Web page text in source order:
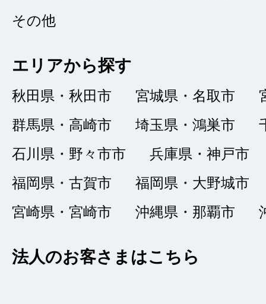
4点
総合評価
2023/09/10
ばんばんちゃん
接客：4 ｜ 雰囲
品質：
｜ 説明：
らい、購入から納
その他
エリアから探す
秋田県・秋田市 宮城県・名取市
群馬県・高崎市
埼玉県・鴻巣市
石川県・野々市市
兵庫県・神戸市
福岡県・古賀市
福岡県・大野城市
宮崎県・宮崎市
沖縄県・那覇市
法人のお客さまはこちら